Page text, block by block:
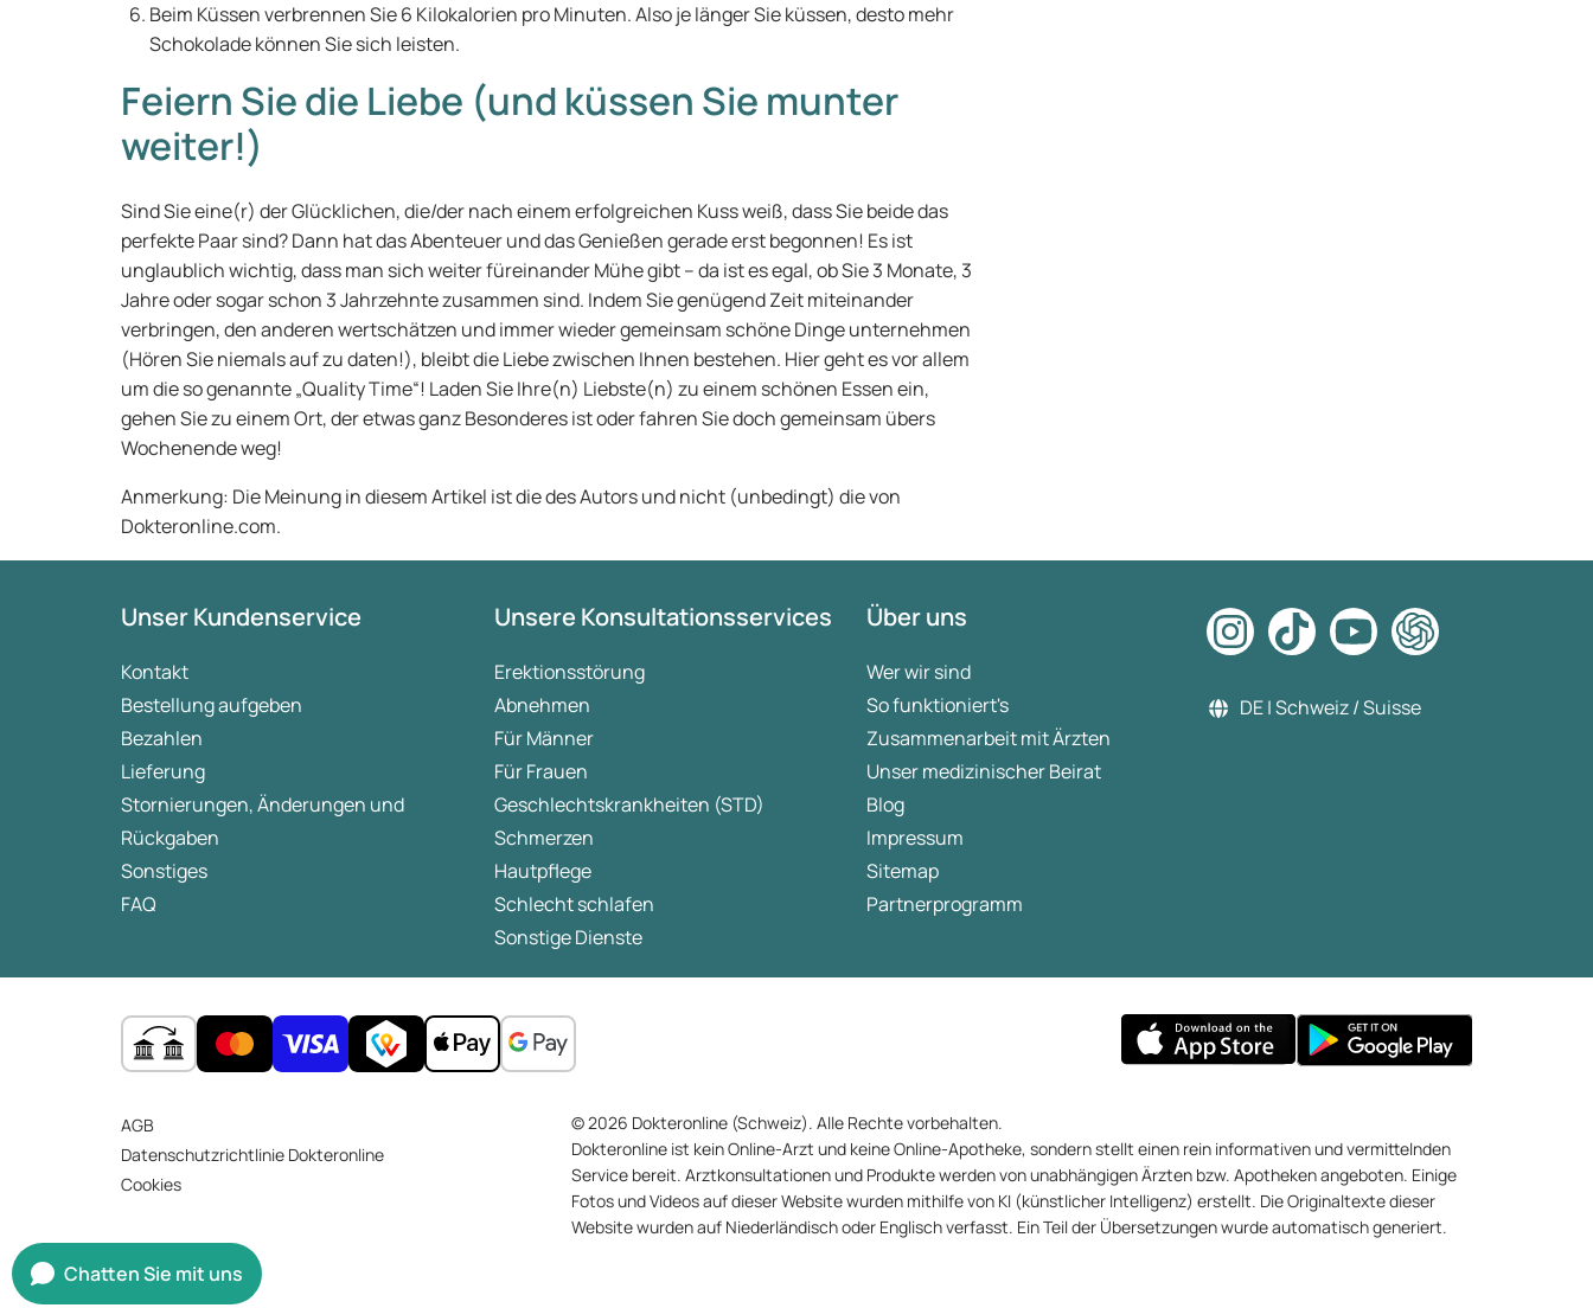
Beim Küssen verbrennen Sie 6 Kilokalorien pro Minuten. Also je länger Sie küssen, desto mehr
Schokolade können Sie sich leisten.
Feiern Sie die Liebe (und küssen Sie munter
weiter!)
Sind Sie eine(r) der Glücklichen, die/der nach einem erfolgreichen Kuss weiß, dass Sie beide das
perfekte Paar sind? Dann hat das Abenteuer und das Genießen gerade erst begonnen! Es ist
unglaublich wichtig, dass man sich weiter füreinander Mühe gibt – da ist es egal, ob Sie 3 Monate, 3
Jahre oder sogar schon 3 Jahrzehnte zusammen sind. Indem Sie genügend Zeit miteinander
verbringen, den anderen wertschätzen und immer wieder gemeinsam schöne Dinge unternehmen
(Hören Sie niemals auf zu daten!), bleibt die Liebe zwischen Ihnen bestehen. Hier geht es vor allem
um die so genannte „Quality Time“! Laden Sie Ihre(n) Liebste(n) zu einem schönen Essen ein,
gehen Sie zu einem Ort, der etwas ganz Besonderes ist oder fahren Sie doch gemeinsam übers
Wochenende weg!
Anmerkung: Die Meinung in diesem Artikel ist die des Autors und nicht (unbedingt) die von
Dokteronline.com.
Unser Kundenservice
Kontakt
Bestellung aufgeben
Bezahlen
Lieferung
Stornierungen, Änderungen und
Rückgaben
Sonstiges
FAQ
Unsere Konsultationsservices
Erektionsstörung
Abnehmen
Für Männer
Für Frauen
Geschlechtskrankheiten (STD)
Schmerzen
Hautpflege
Schlecht schlafen
Sonstige Dienste
Über uns
Wer wir sind
So funktioniert's
Zusammenarbeit mit Ärzten
Unser medizinischer Beirat
Blog
Impressum
Sitemap
Partnerprogramm
DE | Schweiz / Suisse
AGB
Datenschutzrichtlinie Dokteronline
Cookies
© 2026 Dokteronline (Schweiz). Alle Rechte vorbehalten.
Dokteronline ist kein Online-Arzt und keine Online-Apotheke, sondern stellt einen rein informativen und vermittelnden
Service bereit. Arztkonsultationen und Produkte werden von unabhängigen Ärzten bzw. Apotheken angeboten. Einige
Fotos und Videos auf dieser Website wurden mithilfe von KI (künstlicher Intelligenz) erstellt. Die Originaltexte dieser
Website wurden auf Niederländisch oder Englisch verfasst. Ein Teil der Übersetzungen wurde automatisch generiert.
Chatten Sie mit uns